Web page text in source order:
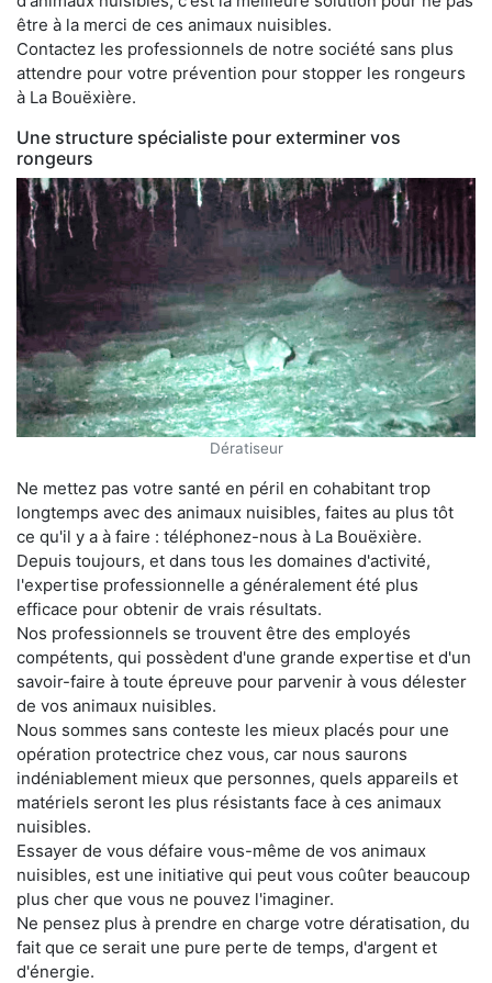
être à la merci de ces animaux nuisibles.
Contactez les professionnels de notre société sans plus
attendre pour votre prévention pour stopper les rongeurs
à La Bouëxière.
Une structure spécialiste pour exterminer vos
rongeurs
Dératiseur
Ne mettez pas votre santé en péril en cohabitant trop
longtemps avec des animaux nuisibles, faites au plus tôt
ce qu'il y a à faire : téléphonez-nous à La Bouëxière.
Depuis toujours, et dans tous les domaines d'activité,
l'expertise professionnelle a généralement été plus
efficace pour obtenir de vrais résultats.
Nos professionnels se trouvent être des employés
compétents, qui possèdent d'une grande expertise et d'un
savoir-faire à toute épreuve pour parvenir à vous délester
de vos animaux nuisibles.
Nous sommes sans conteste les mieux placés pour une
opération protectrice chez vous, car nous saurons
indéniablement mieux que personnes, quels appareils et
matériels seront les plus résistants face à ces animaux
nuisibles.
Essayer de vous défaire vous-même de vos animaux
nuisibles, est une initiative qui peut vous coûter beaucoup
plus cher que vous ne pouvez l'imaginer.
Ne pensez plus à prendre en charge votre dératisation, du
fait que ce serait une pure perte de temps, d'argent et
d'énergie.